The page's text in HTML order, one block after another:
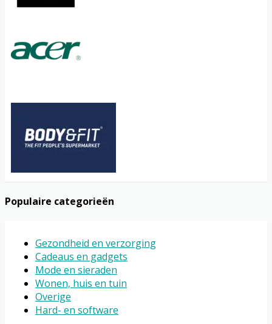
Populaire categorieën
Gezondheid en verzorging
Cadeaus en gadgets
Mode en sieraden
Wonen, huis en tuin
Overige
Hard- en software